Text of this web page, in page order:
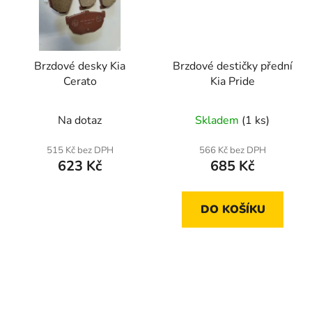
Brzdové desky Kia
Cerato
Na dotaz
515 Kč bez DPH
623 Kč
Brzdové destičky přední
Kia Pride
Skladem (1 ks)
566 Kč bez DPH
685 Kč
DO KOŠÍKU